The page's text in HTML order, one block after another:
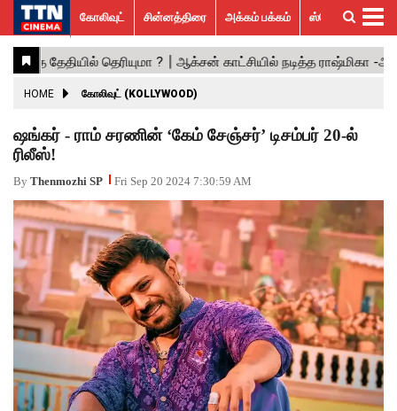
கோலிவுட்
சின்னத்திரை
பாலிவுட்
ஹாலிவுட்
அக்கம்
பக்கம்
ஸ்பெஷல்
ஸ்டோரீஸ்
விமர்சனம்
GALLERY
ACTRESS
ACTORS
MOVIESTILLS
EVENTS
VIDEOS
What’s
Hot
Trending
News
கோலிவுட் சின்னத்திரை அக்கம் பக்கம் ஸ்பெஷல் ஸ்டோரீஸ்
HOME கோலிவுட் (KOLLYWOOD)
ஷங்கர் - ராம் சரணின் ‘கேம் சேஞ்சர்’ டிசம்பர் 20-ல்
ரிலீஸ்!
By Thenmozhi SP Fri Sep 20 2024 7:30:59 AM